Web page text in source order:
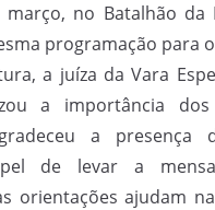
março, no Batalhão
programação para
a juíza da Vara
a importância
a
de levar a
orientações ajudam